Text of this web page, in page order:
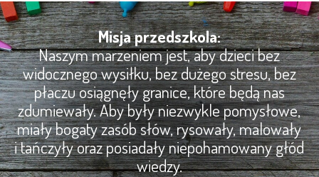
Misja przedszkola:
Naszym marzeniem jest, aby dzieci bez
widocznego wysiłku, bez dużego stresu, bez
płaczu osiągnęły granice, które będą nas
zdumiewały. Aby były niezwykle pomysłowe,
miały bogaty zasób słów, rysowały, malowały
i tańczyły oraz posiadały niepohamowany głód
wiedzy.